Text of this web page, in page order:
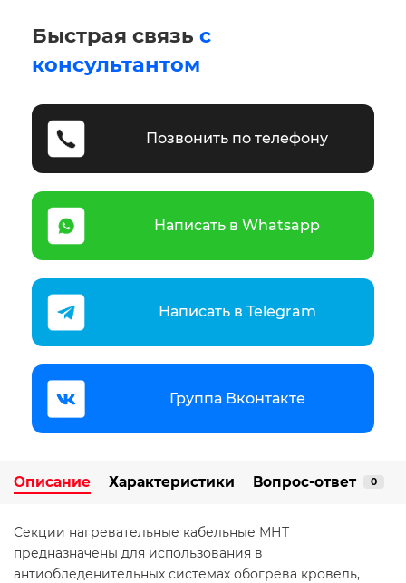
Быстрая связь с
консультантом
Позвонить по телефону
Написать в Whatsapp
Написать в Telegram
Группа Вконтакте
Описание Характеристики Вопрос-ответ 0
Секции нагревательные кабельные МНТ
предназначены для использования в
антиобледенительных системах обогрева кровель,